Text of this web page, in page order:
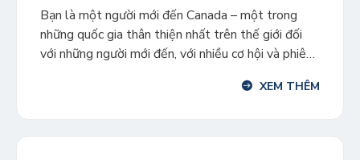
Bạn là một người mới đến Canada – một trong
những quốc gia thân thiện nhất trên thế giới đối
với những người mới đến, với nhiều cơ hội và phiêu
thực hiện khi bạn mới đến Canada? Khi đến nơi,
XEM THÊM